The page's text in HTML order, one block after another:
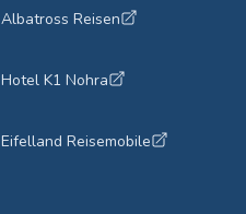
Albatross Reisen
Hotel K1 Nohra
Eifelland Reisemobile